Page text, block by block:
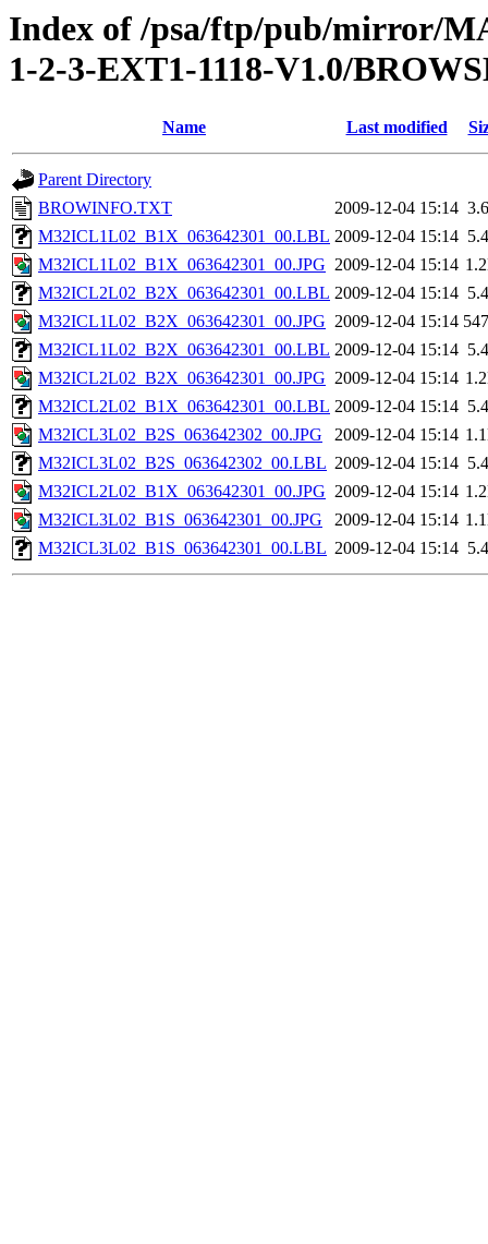
Index of /psa/ftp/pub/mirror/
1-2-3-EXT1-1118-V1.0/
Name Last modified
Parent Directory
BROWINFO.TXT
2009-12-04 15:14
M32ICL1L02_B1X_063642301_00.LBL 2009-12-04 15:14
M32ICL1L02_B1X_063642301_00.JPG 2009-12-04 15:14
M32ICL2L02_B2X_063642301_00.LBL 2009-12-04 15:14
M32ICL1L02_B2X_063642301_00.JPG 2009-12-04 15:14
M32ICL1L02_B2X_063642301_00.LBL 2009-12-04 15:14
M32ICL2L02_B2X_063642301_00.JPG 2009-12-04 15:14
M32ICL2L02_B1X_063642301_00.LBL 2009-12-04 15:14
M32ICL3L02_B2S_063642302_00.JPG
2009-12-04 15:14
M32ICL3L02_B2S_063642302_00.LBL 2009-12-04 15:14
M32ICL2L02_B1X_063642301_00.JPG 2009-12-04 15:14
M32ICL3L02_B1S_063642301_00.JPG
2009-12-04 15:14
M32ICL3L02_B1S_063642301_00.LBL 2009-12-04 15:14